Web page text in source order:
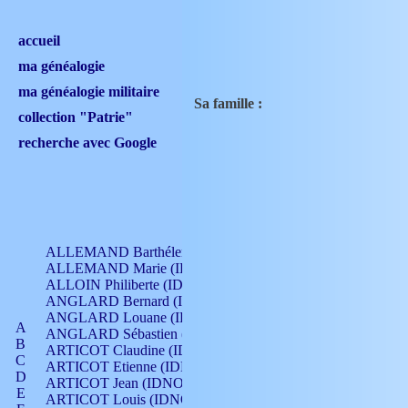
accueil
ma généalogie
ma généalogie militaire
collection "Patrie"
recherche avec Google
A
B
C
D
E
ALLEMAND Barthélemy (IDNO 330)
ALLEMAND Marie (IDNO 165)
ALLOIN Philiberte (IDNO 449)
ANGLARD Bernard (IDNO 4)
ANGLARD Louane (IDNO 4)
ANGLARD Sébastien (IDNO 4)
ARTICOT Claudine (IDNO 105)
ARTICOT Etienne (IDNO 420)
ARTICOT Jean (IDNO 210)
ARTICOT Louis (IDNO 420)
Sa famille :